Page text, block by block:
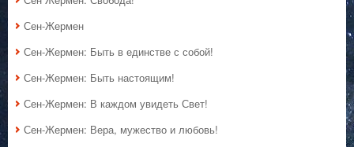
Сен-Жермен
Сен-Жермен: Быть в единстве с собой!
Сен-Жермен: Быть настоящим!
Сен-Жермен: В каждом увидеть Свет!
Сен-Жермен: Вера, мужество и любовь!